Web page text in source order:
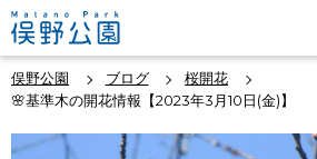
俣野公園 ブログ
桜開花
🌸基準木の開花情報【2023年3月10日(金)】